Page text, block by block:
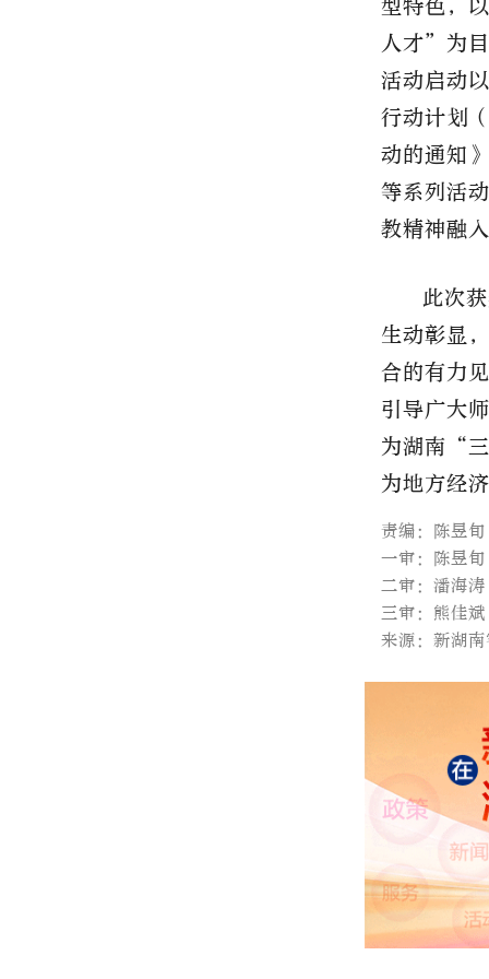
型特色，
人才”为
活动启动
行动计划
动的通知
等系列活
教精神融
此次
生动彰显
合的有力
引导广大
为湖南“
为地方经
责编：陈昱旬
一审：陈昱旬
二审：潘海涛
三审：熊佳斌
来源：新湖